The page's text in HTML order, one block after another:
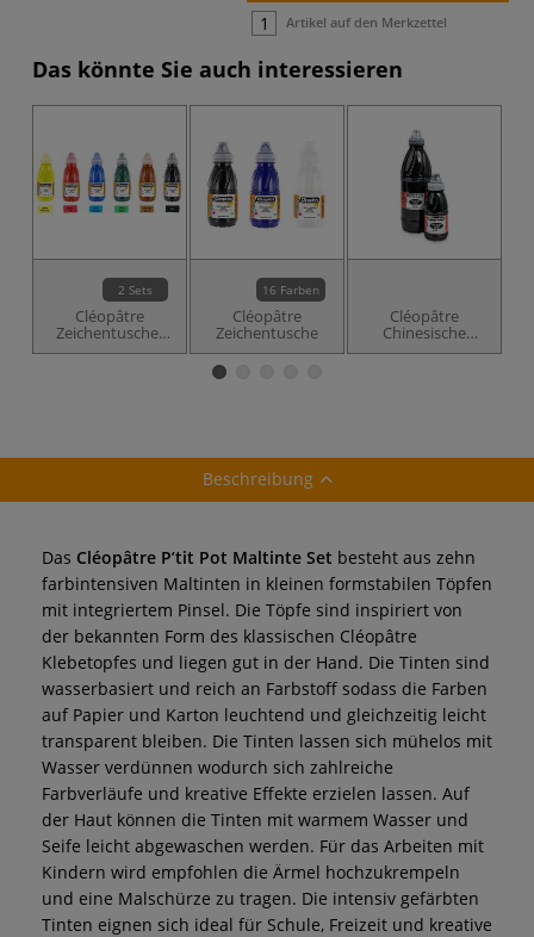
Artikel auf den Merkzettel
Das könnte Sie auch interessieren
2 Sets
Cléopâtre
Zeichentusche-
Set
16 Farben
Cléopâtre
Zeichentusche
Cléopâtre
Chinesische
Zeichentusche
Beschreibung
Das Cléopâtre P’tit Pot Maltinte Set besteht aus zehn
farbintensiven Maltinten in kleinen formstabilen Töpfen
mit integriertem Pinsel. Die Töpfe sind inspiriert von
der bekannten Form des klassischen Cléopâtre
Klebetopfes und liegen gut in der Hand. Die Tinten sind
wasserbasiert und reich an Farbstoff sodass die Farben
auf Papier und Karton leuchtend und gleichzeitig leicht
transparent bleiben. Die Tinten lassen sich mühelos mit
Wasser verdünnen wodurch sich zahlreiche
Farbverläufe und kreative Effekte erzielen lassen. Auf
der Haut können die Tinten mit warmem Wasser und
Seife leicht abgewaschen werden. Für das Arbeiten mit
Kindern wird empfohlen die Ärmel hochzukrempeln
und eine Malschürze zu tragen. Die intensiv gefärbten
Tinten eignen sich ideal für Schule, Freizeit und kreative